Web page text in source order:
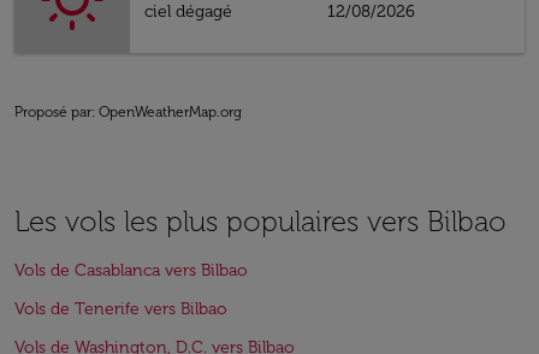
ciel dégagé
12/08/2026
Proposé par: OpenWeatherMap.org
Les vols les plus populaires vers Bilbao
Vols de Casablanca vers Bilbao
Vols de Tenerife vers Bilbao
Vols de Washington, D.C. vers Bilbao